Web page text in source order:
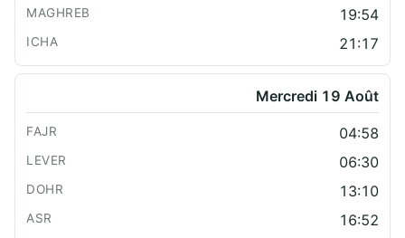
19:54
21:17
Mercredi 19 Août
04:58
06:30
13:10
16:52